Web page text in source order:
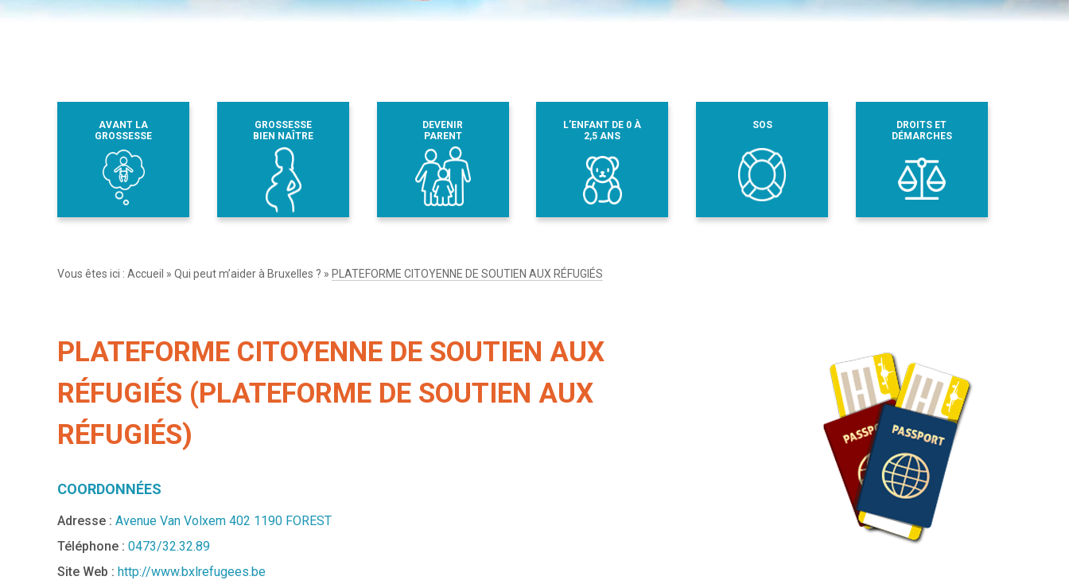
AVANT LA
GROSSESSE
GROSSESSE
BIEN NAÎTRE
DEVENIR
PARENT
L’ENFANT DE 0 À
2,5 ANS
SOS
DROITS ET
DÉMARCHES
Vous êtes ici : Accueil » Qui peut m’aider à Bruxelles ? » PLATEFORME CITOYENNE DE SOUTIEN AUX RÉFUGIÉS
PLATEFORME CITOYENNE DE SOUTIEN AUX
RÉFUGIÉS (PLATEFORME DE SOUTIEN AUX
RÉFUGIÉS)
COORDONNÉES
Adresse : Avenue Van Volxem 402 1190 FOREST
Téléphone : 0473/32.32.89
Site Web : http://www.bxlrefugees.be